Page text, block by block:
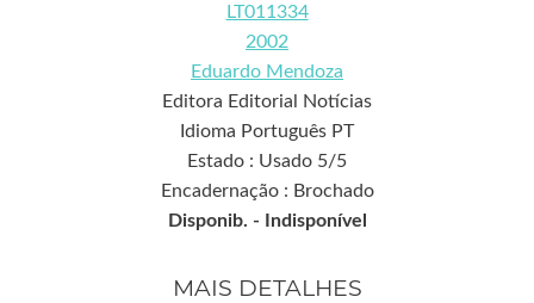
LT011334
2002
Eduardo Mendoza
Editora Editorial Notícias
Idioma Português PT
Estado : Usado 5/5
Encadernação : Brochado
Disponib. -
Indisponível
MAIS DETALHES